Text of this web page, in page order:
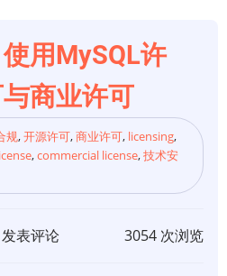
使用MySQL许
商业许可
规,开源许可,商业许可, licensing,
,commercial license,技术安
发表评论 3054 次浏览